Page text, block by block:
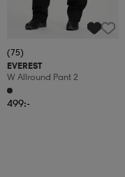
(75)
EVEREST
W Allround Pant 2
499:-